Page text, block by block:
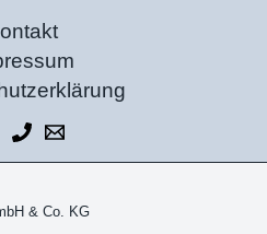
& Co. KG